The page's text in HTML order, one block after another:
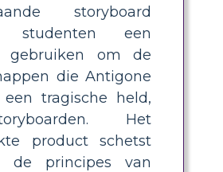
storyboard
studenten een
gebruiken om de
die Antigone
een tragische held,
Het
product schetst
de principes van